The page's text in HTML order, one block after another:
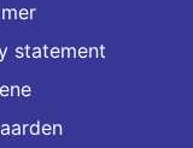
statement